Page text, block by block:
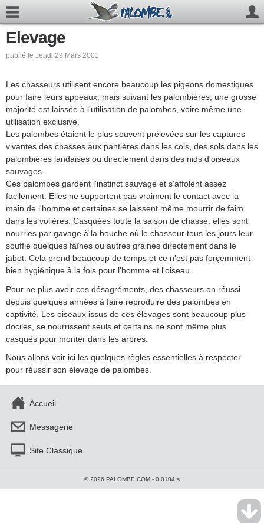
Elevage
publié le Jeudi 29 Mars 2001
Les chasseurs utilisent encore beaucoup les pigeons domestiques
pour faire leurs appeaux, mais suivant les palombières, une grosse
majorité est laissée à l'utilisation de palombes, voire même une
utilisation exclusive.
Les palombes étaient le plus souvent prélevées sur les captures
vivantes des chasses aux pantières dans les cols, des sols dans les
palombières landaises ou directement dans des nids d'oiseaux
sauvages.
Ces palombes gardent l'instinct sauvage et s'affolent assez
facilement. Elles ne supportent pas vraiment le contact avec la
main de l'homme et certaines se laissent même mourrir de faim
dans les volières. Casquées toute la saison de chasse, elles sont
nourries par gavage à la bouche où le chasseur tous les jours leur
souffle quelques faînes ou autres graines directement dans le
jabot. Cela prend beaucoup de temps et ce n'est pas forçemment
bien hygiénique à la fois pour l'homme et l'oiseau.
Pour ne plus avoir ces désagréments, des chasseurs on réussi
depuis quelques années à faire reproduire des palombes en
captivité. Les oiseaux issus de ces élevages sont beaucoup plus
dociles, se nourrissent seuls et certains ne sont même plus
casqués pour monter dans les arbres.
Nous allons voir ici les quelques règles essentielles à respecter
pour réussir son élevage de palombes.
Accueil
Messagerie
Site Classique
© 2026 PALOMBE.COM - 0.0104 s